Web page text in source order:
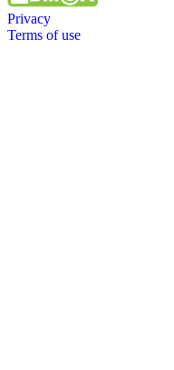
Privacy
Terms of use